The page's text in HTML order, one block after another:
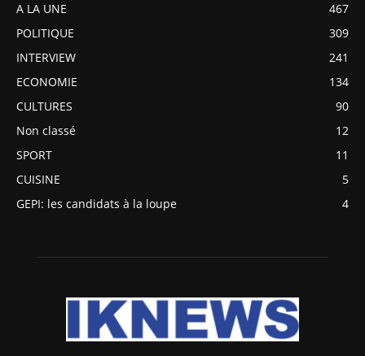
A LA UNE
467
POLITIQUE
309
INTERVIEW
241
ECONOMIE
134
CULTURES
90
Non classé
12
SPORT
11
CUISINE
5
GEPI: les candidats à la loupe
4